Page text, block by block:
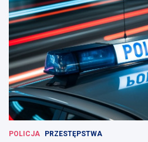
POLICJA PRZESTĘPSTWA